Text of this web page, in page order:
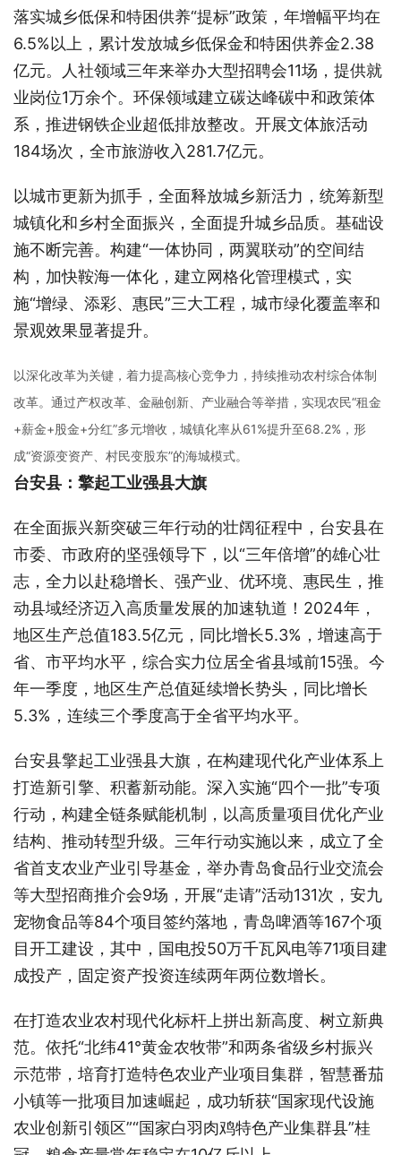
落实城乡低保和特困供养“提标”政策，年增幅平均在
6.5%以上，累计发放城乡低保金和特困供养金2.38
亿元。人社领域三年来举办大型招聘会11场，提供就
业岗位1万余个。环保领域建立碳达峰碳中和政策体
系，推进钢铁企业超低排放整改。开展文体旅活动
184场次，全市旅游收入281.7亿元。
以城市更新为抓手，全面释放城乡新活力，统筹新型
城镇化和乡村全面振兴，全面提升城乡品质。基础设
施不断完善。构建“一体协同，两翼联动”的空间结
构，加快鞍海一体化，建立网格化管理模式，实
施“增绿、添彩、惠民”三大工程，城市绿化覆盖率和
景观效果显著提升。
以深化改革为关键，着力提高核心竞争力，持续推动农村综合体制
改革。通过产权改革、金融创新、产业融合等举措，实现农民“租金
+薪金+股金+分红”多元增收，城镇化率从61%提升至68.2%，形
成“资源变资产、村民变股东”的海城模式。
台安县：擎起工业强县大旗
在全面振兴新突破三年行动的壮阔征程中，台安县在
市委、市政府的坚强领导下，以“三年倍增”的雄心壮
志，全力以赴稳增长、强产业、优环境、惠民生，推
动县域经济迈入高质量发展的加速轨道！2024年，
地区生产总值183.5亿元，同比增长5.3%，增速高于
省、市平均水平，综合实力位居全省县域前15强。今
年一季度，地区生产总值延续增长势头，同比增长
5.3%，连续三个季度高于全省平均水平。
台安县擎起工业强县大旗，在构建现代化产业体系上
打造新引擎、积蓄新动能。深入实施“四个一批”专项
行动，构建全链条赋能机制，以高质量项目优化产业
结构、推动转型升级。三年行动实施以来，成立了全
省首支农业产业引导基金，举办青岛食品行业交流会
等大型招商推介会9场，开展“走请”活动131次，安九
宠物食品等84个项目签约落地，青岛啤酒等167个项
目开工建设，其中，国电投50万千瓦风电等71项目建
成投产，固定资产投资连续两年两位数增长。
在打造农业农村现代化标杆上拼出新高度、树立新典
范。依托“北纬41°黄金农牧带”和两条省级乡村振兴
示范带，培育打造特色农业产业项目集群，智慧番茄
小镇等一批项目加速崛起，成功斩获“国家现代设施
农业创新引领区”“国家白羽肉鸡特色产业集群县”桂